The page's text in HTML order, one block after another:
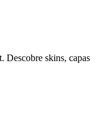
Descobre skins, capas